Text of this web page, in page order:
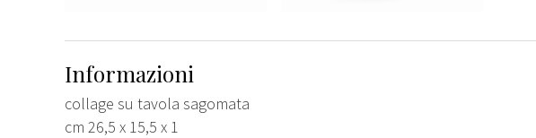
Informazioni
collage su tavola sagomata
cm 26,5 x 15,5 x 1